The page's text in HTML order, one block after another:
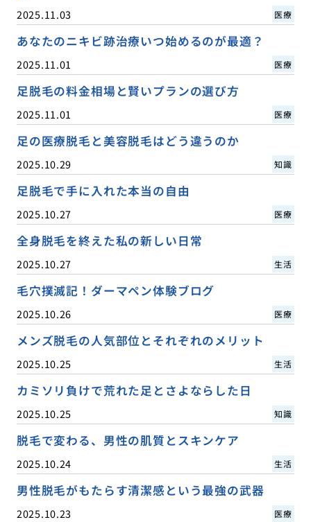
2025.11.03 医療
あなたのニキビ跡治療いつ始めるのが最適？
2025.11.01 医療
足脱毛の料金相場と賢いプランの選び方
2025.11.01 医療
足の医療脱毛と美容脱毛はどう違うのか
2025.10.29 知識
足脱毛で手に入れた本当の自由
2025.10.27 医療
全身脱毛を終えた私の新しい日常
2025.10.27 生活
毛穴撲滅記！ダーマペン体験ブログ
2025.10.26 医療
メンズ脱毛の人気部位とそれぞれのメリット
2025.10.25 生活
カミソリ負けで荒れた足とさよならした日
2025.10.25 知識
脱毛で変わる、男性の肌質とスキンケア
2025.10.24 生活
男性脱毛がもたらす清潔感という最強の武器
2025.10.23 医療